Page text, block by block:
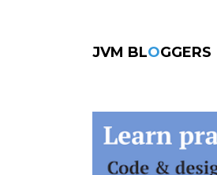
JVM BLOGGERS